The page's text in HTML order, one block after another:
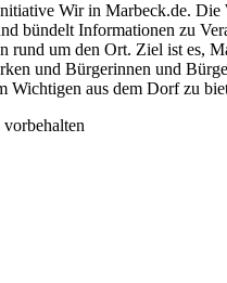
Wir in Marbeck.de. Die
bündelt Informationen zu
rund um den Ort. Ziel ist es,
und Bürgerinnen und
Wichtigen aus dem Dorf zu